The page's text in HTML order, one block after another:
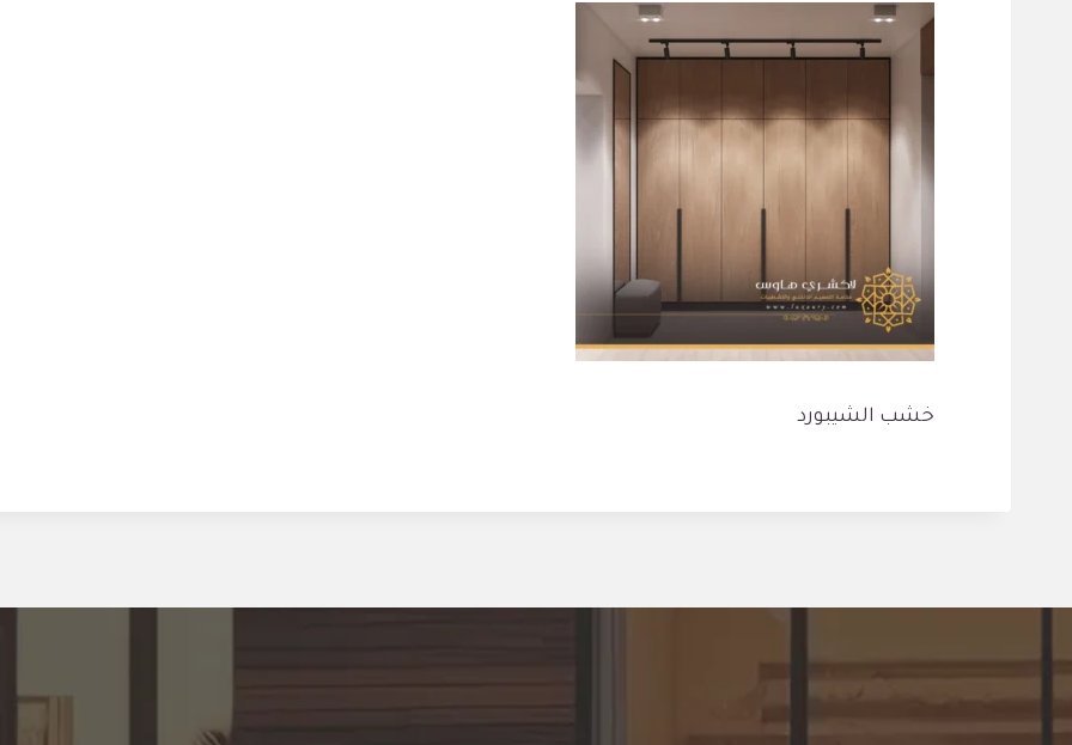
خشب الشيبورد